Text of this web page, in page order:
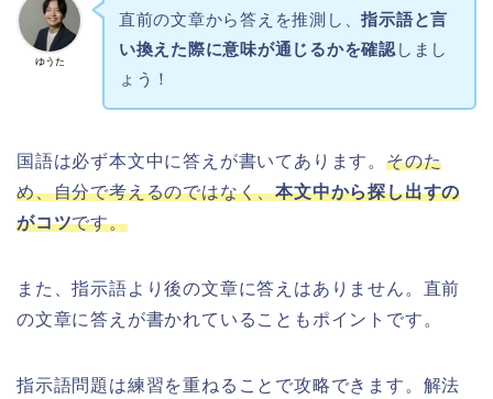
ゆうた
直前の文章から答えを推測し、指示語と言
い換えた際に意味が通じるかを確認 しまし
ょう！
国語は必ず本文中に答えが書いてあります。 そのた
め、自分で考えるのではなく、本文中から探し出すの
がコツです。
また、指示語より後の文章に答えはありません。直前
の文章に答えが書かれていることもポイントです。
指示語問題は練習を重ねることで攻略できます。解法